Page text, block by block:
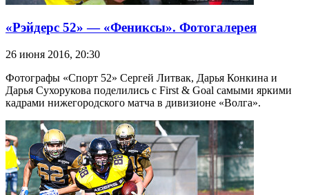
«Рэйдерс 52» — «Фениксы». Фотогалерея
26 июня 2016, 20:30
Фотографы «Спорт 52» Сергей Литвак, Дарья Конкина и
Дарья Сухорукова поделились с First & Goal самыми яркими
кадрами нижегородского матча в дивизионе «Волга».